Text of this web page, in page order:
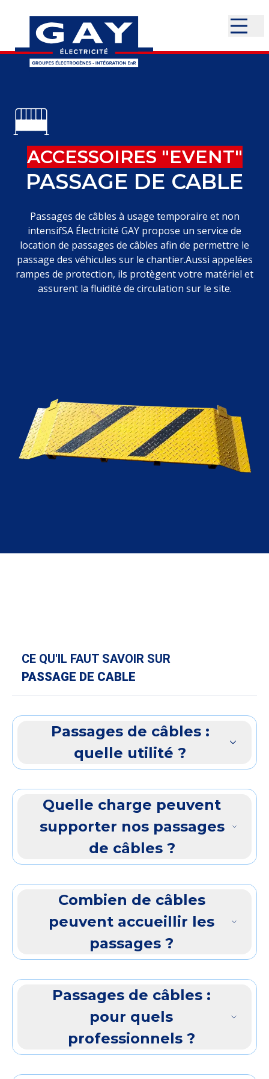
ACCESSOIRES "EVENT"
PASSAGE DE CABLE
Passages de câbles à usage temporaire et non
intensifSA Électricité GAY propose un service de
location de passages de câbles afin de permettre le
passage des véhicules sur le chantier.Aussi appelées
rampes de protection, ils protègent votre matériel et
assurent la fluidité de circulation sur le site.
CE QU'IL FAUT SAVOIR SUR
PASSAGE DE CABLE
Passages de câbles :
quelle utilité ?
Quelle charge peuvent
supporter nos passages
de câbles ?
Combien de câbles
peuvent accueillir les
passages ?
Passages de câbles :
pour quels
professionnels ?